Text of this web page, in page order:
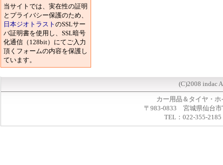
当サイトでは、実在性の証明
とプライバシー保護のため、
日本ジオトラスト のSSLサー
バ証明書を使用し、SSL暗号
化通信（128bit）にてご入力
頂くフォームの内容を保護し
ています。
(C)2008 indac
カー用品＆タイヤ・
〒983-0833 宮城県仙台市
TEL：022-355-